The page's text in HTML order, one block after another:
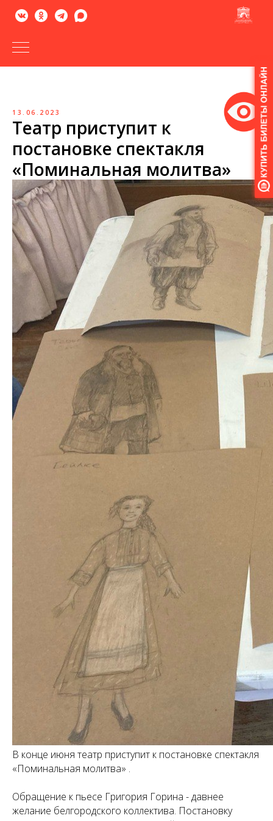
Версия
13.06.2023
Театр приступит к
постановке спектакля
«Поминальная молитва»
В конце июня театр приступит к постановке спектакля
«Поминальная молитва» .
Обращение к пьесе Григория Горина - давнее
желание белгородского коллектива. Постановку